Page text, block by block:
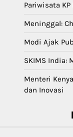
Pariwisata
Meninggal:
Modi Ajak
SKIMS India:
Menteri
dan Inovasi